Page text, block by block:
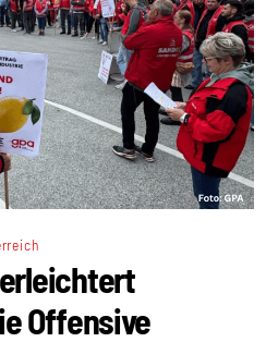
Offensive